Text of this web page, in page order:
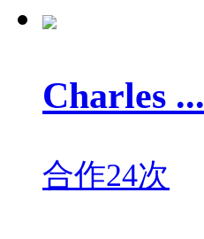
Charles ...
合作24次